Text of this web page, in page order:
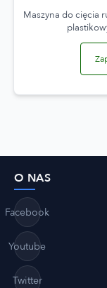
Maszyna do cięcia
O NAS
Facebook
Youtube
Twitter